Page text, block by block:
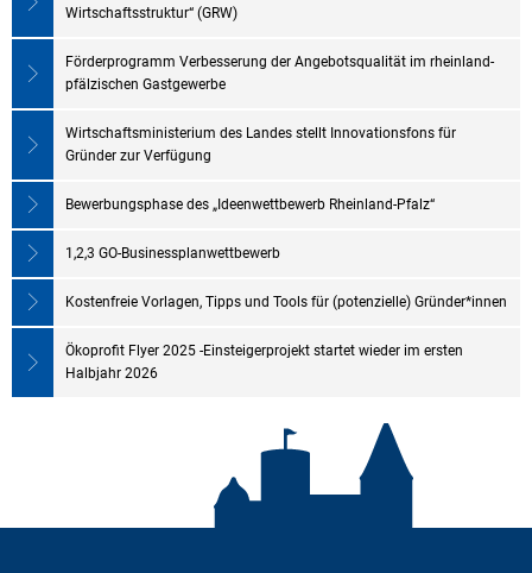
Wirtschaftsstruktur“ (GRW)
Förderprogramm Verbesserung der Angebotsqualität im rheinland-
pfälzischen Gastgewerbe
Wirtschaftsministerium des Landes stellt Innovationsfons für
Gründer zur Verfügung
Bewerbungsphase des „Ideenwettbewerb Rheinland-Pfalz“
1,2,3 GO-Businessplanwettbewerb
Kostenfreie Vorlagen, Tipps und Tools für (potenzielle) Gründer*innen
Ökoprofit Flyer 2025 -Einsteigerprojekt startet wieder im ersten
Halbjahr 2026